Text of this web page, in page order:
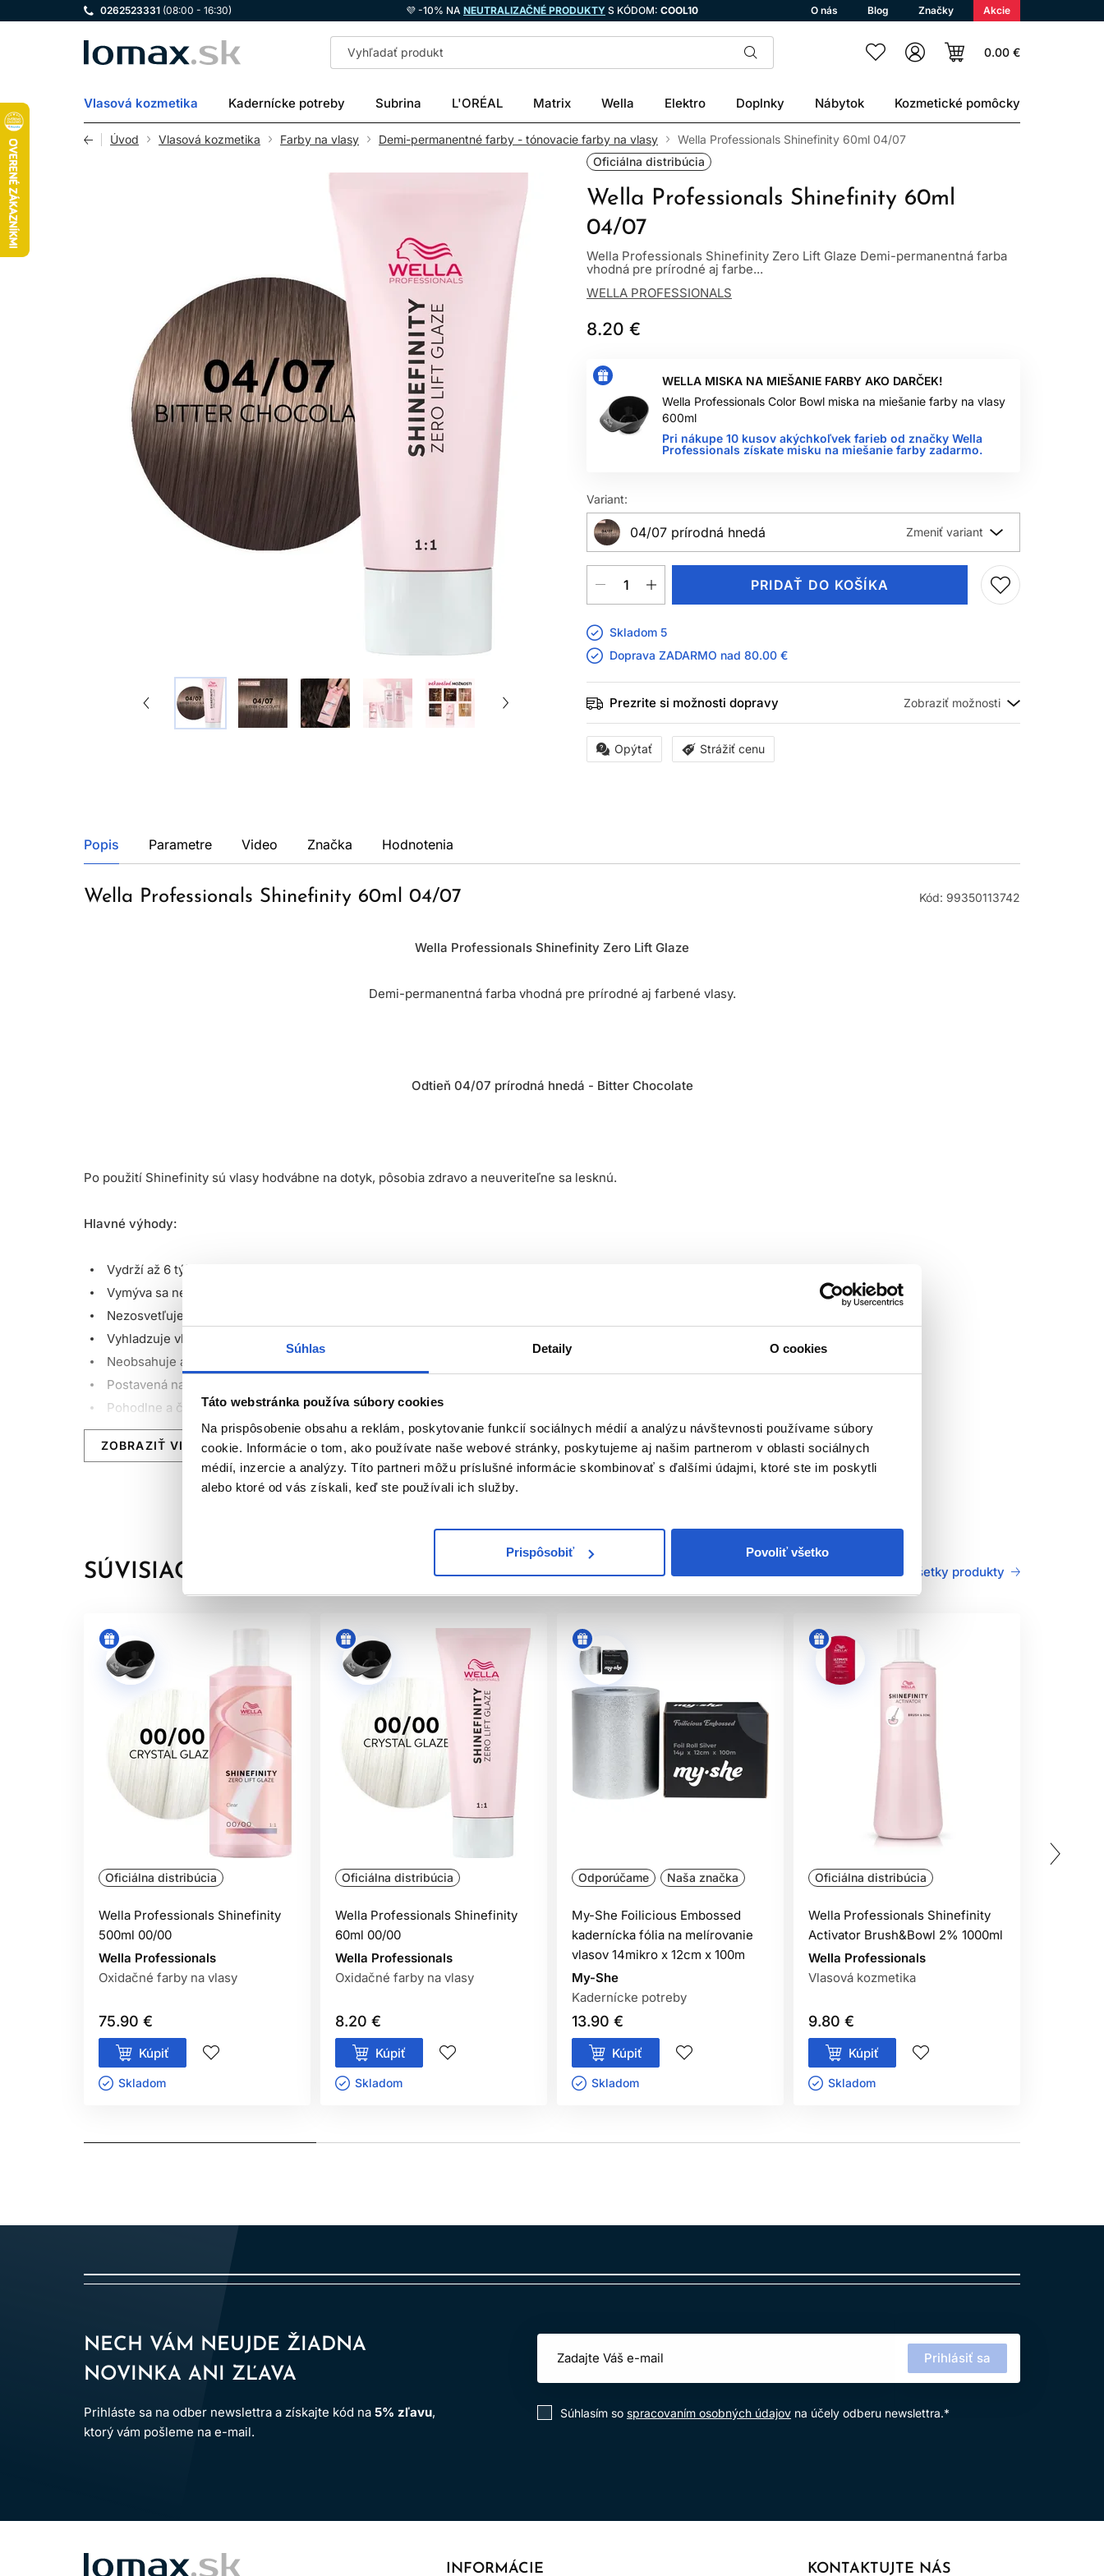
Súhlas Detaily O cookies
Táto webstránka používa súbory cookies
Na prispôsobenie obsahu a reklám, poskytovanie funkcií sociálnych médií a analýzu návštevnosti používame súbory
cookie. Informácie o tom, ako používate naše webové stránky, poskytujeme aj našim partnerom v oblasti sociálnych
médií, inzercie a analýzy. Títo partneri môžu príslušné informácie skombinovať s ďalšími údajmi, ktoré ste im poskytli
alebo ktoré od vás získali, keď ste používali ich služby.
Prispôsobiť Povoliť všetko
0262523331 (08:00 - 16:30) 💜 -10% NA NEUTRALIZAČNÉ PRODUKTY S KÓDOM: COOL10 O nás Blog Značky Akcie
LOMAX 0.00 €
Vlasová kozmetika Kadernícke potreby Subrina L'ORÉAL Matrix Wella Elektro Doplnky Nábytok Kozmetické pomôcky
Úvod Vlasová kozmetika Farby na vlasy Demi-permanentné farby - tónovacie farby na vlasy
Wella Professionals Shinefinity 60ml 04/07
Oficiálna distribúcia
Wella Professionals Shinefinity 60ml
04/07
Wella Professionals Shinefinity Zero Lift Glaze Demi-permanentná farba
vhodná pre prírodné aj farbe...
WELLA PROFESSIONALS
8.20 €
WELLA MISKA NA MIEŠANIE FARBY AKO DARČEK!
Wella Professionals Color Bowl miska na miešanie farby na vlasy
600ml
Pri nákupe 10 kusov akýchkoľvek farieb od značky Wella
Professionals získate misku na miešanie farby zadarmo.
Variant:
04/07 prírodná hnedá
PRIDAŤ DO KOŠÍKA
Skladom 5
Doprava ZADARMO nad 80.00 €
Prezrite si možnosti dopravy
Opýtať Strážiť cenu
Popis Parametre Video Značka Hodnotenia
Wella Professionals Shinefinity 60ml 04/07 Kód: 99350113742
Wella Professionals Shinefinity Zero Lift Glaze
Demi-permanentná farba vhodná pre prírodné aj farbené vlasy.
Odtieň 04/07 prírodná hnedá - Bitter Chocolate
Po použití Shinefinity sú vlasy hodvábne na dotyk, pôsobia zdravo a neuveriteľne sa lesknú.
Hlavné výhody:
Vydrží až 6 týždňov.
Vymýva sa nenápadne a zostáva verná pôvodnému tónu.
Nezosvetľuje prirodzený tón vlasov.
Vyhladzuje vlasovú kutikulu, takže nedochádza k poškodeniu vlasu.
Neobsahuje amoniak, silikóny, alkoholy ani zložky živočíšneho pôvodu.
Postavená na Balanced Ph Technology pre reguláciu pH.
Pohodlne a čisto sa aplikuje a pôsobí maximálne 20 minút.
Vhodná na farbenie, oživenie farby alebo na korekciu a vyrovnávanie farby bez rizika vrstvenia pigmentov.
Ideálne pre balayage a ďalšie pokročilé farbiace techniky.
Je možné ju primiešať do permanentnej farby na zintenzívnenie výsledku.
Dostupná v prirodzených, studených a teplých tónoch aj ako farebný booster.
Táto unikátna technológia reguluje hodnoty pH počas celého Shinefinity servisu a zaisťuje tak nulové zosvetlenie a poškodenie vlasov. Po skončení servisu nie
Aplikácia:
Shinefinity má konzistenciu gélového krému, vďaka čomu sa aplikuje bez odkvapkávania. Nanáša sa pomocou aplikátora alebo štetca do uterákom vysušených
či suchých vlasov a necháva sa pôsobiť 10 – 20 minút. Vlasy je nutné dôkladne opláchnuť. Na následnú starostlivosť odporúčame produkty z radu ColorMotion+,
poprípade Elements.
BEZPEČNOSTNÉ UPOZORNENIE
Farby na vlasy môžu vyvolať vážne alergické reakcie. Pred použitím si pozorne prečítajte návod a dôsledne ho dodržiavajte. Tento výrobok nie je určený pre
TEST KOŽNEJ ZNÁŠANLIVOSTI
Aby sa predišlo alergickej reakcii, musí byť orientačný test kožnej znášanlivosti vykonaný48 hodín pred každým použitím produktu
farby na čistú, suchú pokožku (napr. na vnútornú stranu predlaktia) a nechajte pôsobiť. Ak sa počas testu alebo do 48 hodín objaví podráždenie, svrbenie,
začervenanie alebo iné reakcie, výrobok nepoužívajte.
NEFARBIŤ VLASY, AK:
ste v minulosti zaznamenali alergickú reakciu na farbenie vlasov,
Nepoužívajte na farbenie mihalníc a obočia.
Výrobok je určený len naprofesionálne použitie v kaderníckych salónoch
Po aplikácii vlasy dôkladne opláchnite.
Dodržiavanie uvedených pokynov pomáha minimalizovať riziko alergických reakcií a zabezpečuje bezpečné používanie výrobku.
ZOBRAZIŤ VIAC
SÚVISIACE PRODUKTY Všetky produkty
Oficiálna distribúcia
Wella Professionals Shinefinity
500ml 00/00
Wella Professionals
Oxidačné farby na vlasy
75.90 €
Kúpiť
Skladom ㅤ
Oficiálna distribúcia
Wella Professionals Shinefinity
60ml 00/00
Wella Professionals
Oxidačné farby na vlasy
8.20 €
Kúpiť
Skladom ㅤ
Odporúčame Naša značka
My-She Foilicious Embossed
kadernícka fólia na melírovanie
vlasov 14mikro x 12cm x 100m
My-She
Kadernícke potreby
13.90 €
Kúpiť
Skladom ㅤ
Oficiálna distribúcia
Wella Professionals Shinefinity
Activator Brush&Bowl 2% 1000ml
Wella Professionals
Vlasová kozmetika
9.80 €
Kúpiť
Skladom ㅤ
NECH VÁM NEUJDE ŽIADNA
NOVINKA ANI ZĽAVA
Prihláste sa na odber newslettra a získajte kód na 5% zľavu,
ktorý vám pošleme na e-mail.
Prihlásiť sa
Súhlasím so spracovaním osobných údajov na účely odberu newslettra.*
LOMAX
KONTAKTUJTE NÁS
INFORMÁCIE